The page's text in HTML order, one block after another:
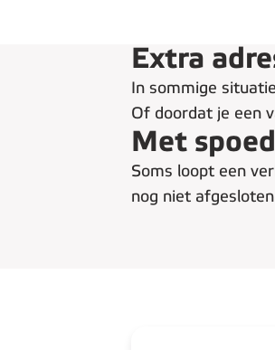
Extra
In sommige
Of doordat je een
Met
Soms loopt een
nog niet